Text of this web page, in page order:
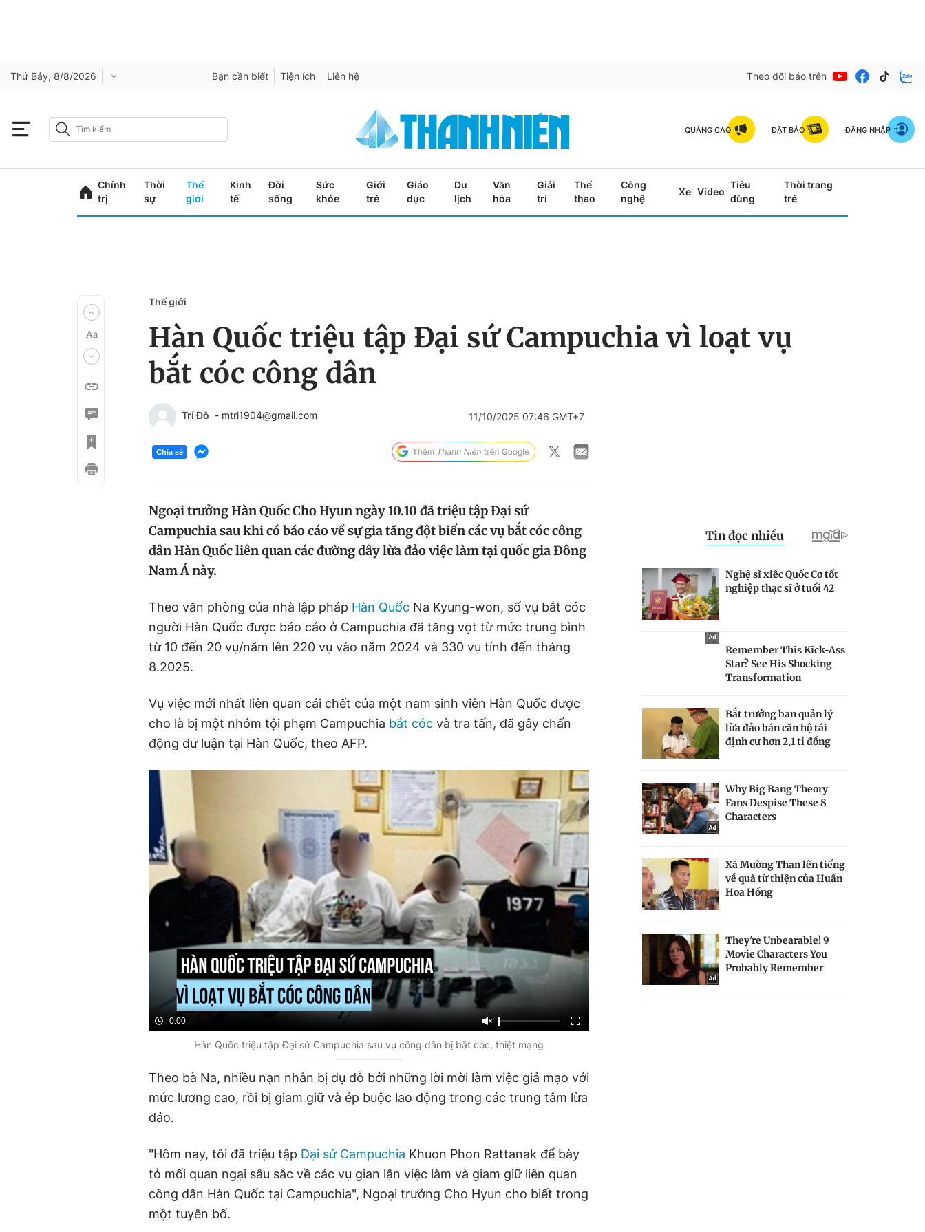
Thứ Bảy, 8/8/2026 Bạn cần biết Tiện ích Liên hệ Theo dõi báo trên
QUẢNG CÁO ĐẶT BÁO ĐĂNG NHẬP
Chính
trị
Thời
sự
Thế
giới
Kinh
tế
Đời
sống
Sức
khỏe
Giới
trẻ
Giáo
dục
Du
lịch
Văn
hóa
Giải
trí
Thể
thao
Công
nghệ
Xe Video
Tiêu
dùng
Thời trang
trẻ
Thế giới
Hàn Quốc triệu tập Đại sứ Campuchia vì loạt vụ
bắt cóc công dân
Trí Đỗ - mtri1904@gmail.com 11/10/2025 07:46 GMT+7
Chia sẻ
Ngoại trưởng Hàn Quốc Cho Hyun ngày 10.10 đã triệu tập Đại sứ
Campuchia sau khi có báo cáo về sự gia tăng đột biến các vụ bắt cóc công
dân Hàn Quốc liên quan các đường dây lừa đảo việc làm tại quốc gia Đông
Nam Á này.
Theo văn phòng của nhà lập pháp Hàn Quốc Na Kyung-won, số vụ bắt cóc
người Hàn Quốc được báo cáo ở Campuchia đã tăng vọt từ mức trung bình
từ 10 đến 20 vụ/năm lên 220 vụ vào năm 2024 và 330 vụ tính đến tháng
8.2025.
Vụ việc mới nhất liên quan cái chết của một nam sinh viên Hàn Quốc được
cho là bị một nhóm tội phạm Campuchia bắt cóc và tra tấn, đã gây chấn
động dư luận tại Hàn Quốc, theo AFP.
0:00
Hàn Quốc triệu tập Đại sứ Campuchia sau vụ công dân bị bắt cóc, thiệt mạng
Theo bà Na, nhiều nạn nhân bị dụ dỗ bởi những lời mời làm việc giả mạo với
mức lương cao, rồi bị giam giữ và ép buộc lao động trong các trung tâm lừa
đảo.
"Hôm nay, tôi đã triệu tậpĐại sứ Campuchia Khuon Phon Rattanak để bày
tỏ mối quan ngại sâu sắc về các vụ gian lận việc làm và giam giữ liên quan
công dân Hàn Quốc tại Campuchia", Ngoại trưởng Cho Hyun cho biết trong
một tuyên bố.